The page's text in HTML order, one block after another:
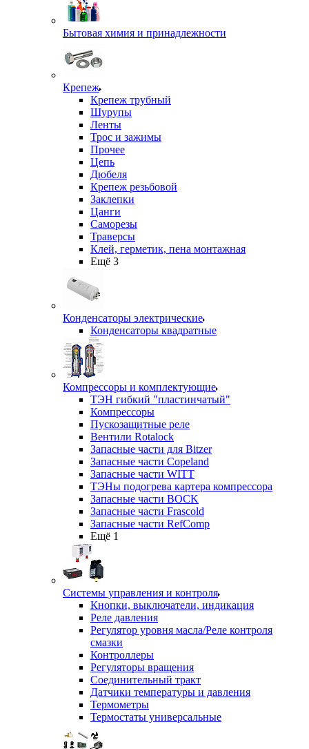
Бытовая химия и принадлежности
Крепеж
Крепеж трубный
Шурупы
Ленты
Трос и зажимы
Прочее
Цепь
Дюбеля
Крепеж резьбовой
Заклепки
Цанги
Саморезы
Траверсы
Клей, герметик, пена монтажная
Ещё 3
Конденсаторы электрические
Конденсаторы квадратные
Компрессоры и комплектующие
ТЭН гибкий "пластинчатый"
Компрессоры
Пускозащитные реле
Вентили Rotalock
Запасные части для Bitzer
Запасные части Copeland
Запасные части WITT
ТЭНы подогрева картера компрессора
Запасные части BOCK
Запасные части Frascold
Запасные части RefComp
Ещё 1
Системы управления и контроля
Кнопки, выключатели, индикация
Реле давления
Регулятор уровня масла/Реле контроля
смазки
Контроллеры
Регуляторы вращения
Соединительный тракт
Датчики температуры и давления
Термометры
Термостаты универсальные